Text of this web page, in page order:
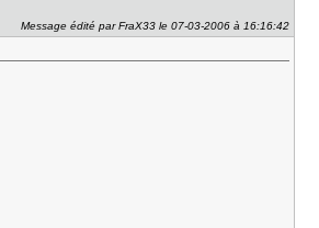
Message édité par FraX33 le 07-03-2006 à 16:16:42